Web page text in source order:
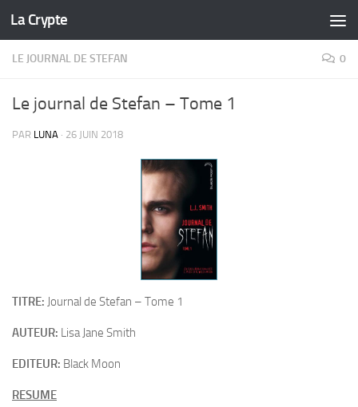
Skip to content
La Crypte
LE JOURNAL DE STEFAN 0
Le journal de Stefan – Tome 1
PAR LUNA · 26 JUIN 2018
TITRE: Journal de Stefan – Tome 1
AUTEUR: Lisa Jane Smith
EDITEUR: Black Moon
RESUME